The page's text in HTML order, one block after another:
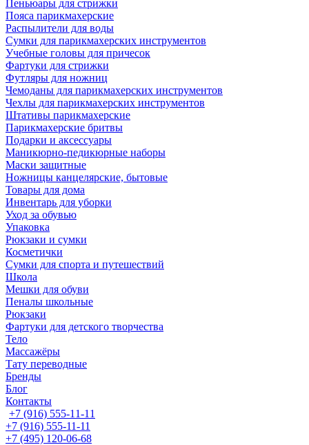
Пеньюары для стрижки
Пояса парикмахерские
Распылители для воды
Сумки для парикмахерских инструментов
Учебные головы для причесок
Фартуки для стрижки
Футляры для ножниц
Чемоданы для парикмахерских инструментов
Чехлы для парикмахерских инструментов
Штативы парикмахерские
Парикмахерские бритвы
Подарки и аксессуары
Маникюрно-педикюрные наборы
Маски защитные
Ножницы канцелярские, бытовые
Товары для дома
Инвентарь для уборки
Уход за обувью
Упаковка
Рюкзаки и сумки
Косметички
Сумки для спорта и путешествий
Школа
Мешки для обуви
Пеналы школьные
Рюкзаки
Фартуки для детского творчества
Тело
Массажёры
Тату переводные
Бренды
Блог
Контакты
+7 (916) 555-11-11
+7 (916) 555-11-11
+7 (495) 120-06-68